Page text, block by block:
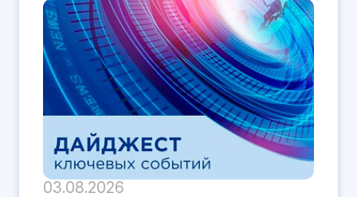
03.08.2026